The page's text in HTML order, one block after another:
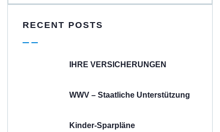
RECENT POSTS
IHRE VERSICHERUNGEN
WWV – Staatliche Unterstützung
Kinder-Sparpläne